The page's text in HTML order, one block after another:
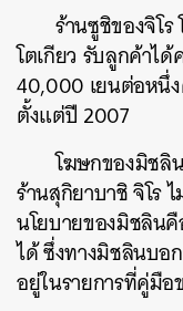
ร้านซูชิของจิโร
โตเกียว รับลูกค้าไ
40,000 เยนต่อหนึ่
ตั้งแต่ปี 2007
โฆษกของมิชลิ
ร้านสุกิยาบาชิ จิโร
นโยบายของมิชลิน
ได้ ซึ่งทางมิชลินบอ
อยู่ในรายการที่คู่มื